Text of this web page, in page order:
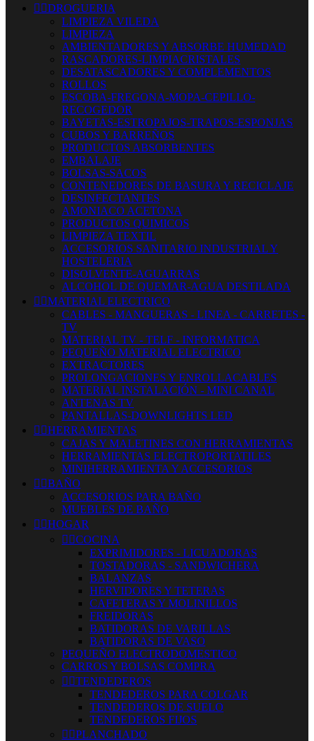
 DROGUERIA
LIMPIEZA VILEDA
LIMPIEZA
AMBIENTADORES Y ABSORBE HUMEDAD
RASCADORES-LIMPIACRISTALES
DESATASCADORES Y COMPLEMENTOS
ROLLOS
ESCOBA-FREGONA-MOPA-CEPILLO-
RECOGEDOR
BAYETAS-ESTROPAJOS-TRAPOS-ESPONJAS
CUBOS Y BARREÑOS
PRODUCTOS ABSORBENTES
EMBALAJE
BOLSAS-SACOS
CONTENEDORES DE BASURA Y RECICLAJE
DESINFECTANTES
AMONIACO ACETONA
PRODUCTOS QUIMICOS
LIMPIEZA TEXTIL
ACCESORIOS SANITARIO INDUSTRIAL Y
HOSTELERIA
DISOLVENTE-AGUARRAS
ALCOHOL DE QUEMAR-AGUA DESTILADA
 MATERIAL ELECTRICO
CABLES - MANGUERAS - LINEA - CARRETES -
TV
MATERIAL TV - TELF - INFORMATICA
PEQUEÑO MATERIAL ELECTRICO
EXTRACTORES
PROLONGACIONES Y ENROLLACABLES
MATERIAL INSTALACIÓN - MINI CANAL
ANTENAS TV
PANTALLAS-DOWNLIGHTS LED
 HERRAMIENTAS
CAJAS Y MALETINES CON HERRAMIENTAS
HERRAMIENTAS ELECTROPORTATILES
MINIHERRAMIENTA Y ACCESORIOS
 BAÑO
ACCESORIOS PARA BAÑO
MUEBLES DE BAÑO
 HOGAR
 COCINA
EXPRIMIDORES - LICUADORAS
TOSTADORAS - SANDWICHERA
BALANZAS
HERVIDORES Y TETERAS
CAFETERAS Y MOLINILLOS
FREIDORAS
BATIDORAS DE VARILLAS
BATIDORAS DE VASO
PEQUEÑO ELECTRODOMESTICO
CARROS Y BOLSAS COMPRA
 TENDEDEROS
TENDEDEROS PARA COLGAR
TENDEDEROS DE SUELO
TENDEDEROS FIJOS
 PLANCHADO